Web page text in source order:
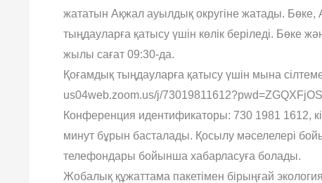
жататын Ақжал ауылдық округіне жатады. Бөке,
тыңдауларға қатысу үшін көлік беріледі. Бөке
жылы сағат 09:30-да.
Қоғамдық тыңдауларға қатысу үшін мына
us04web.zoom.us/j/
Конференция идентификаторы: 730 1981 1612,
минут бұрын басталады. Қосылу мәселелері
телефондары бойынша хабарласуға болады.
Жобалық құжаттама пакетімен бірыңғай